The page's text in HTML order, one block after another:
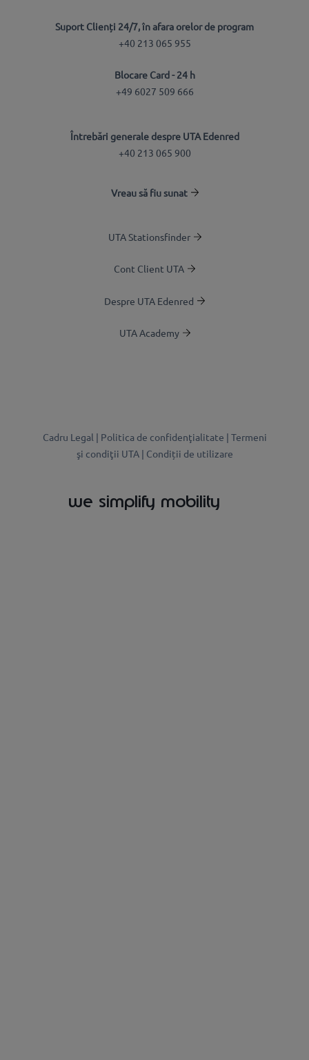
Suport Clienți 24/7, în afara orelor de program
+40 213 065 955
Blocare Card - 24 h
+49 6027 509 666
Întrebări generale despre UTA Edenred
+40 213 065 900
Vreau să fiu sunat
UTA Stationsfinder
Cont Client UTA
Despre UTA Edenred
UTA Academy
Cadru Legal | Politica de confidenţialitate | Termeni
şi condiţii UTA | Condiții de utilizare
we simplify mobility